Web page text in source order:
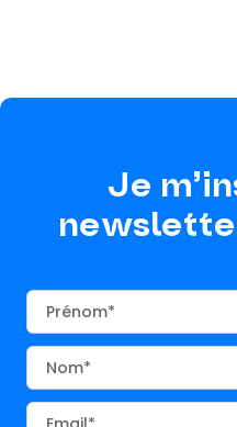
Je
Prénom
Nom
Email